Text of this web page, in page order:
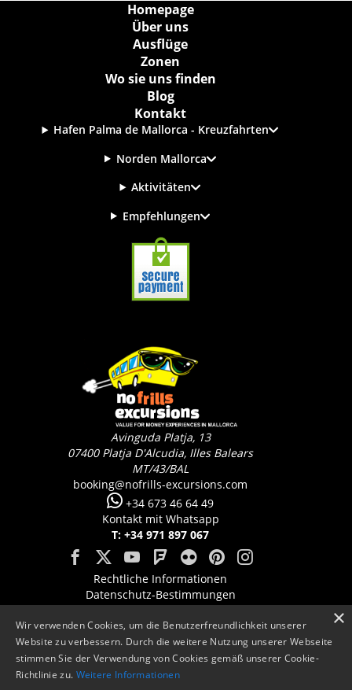
Homepage
Über uns
Ausflüge
Zonen
Wo sie uns finden
Blog
Kontakt
Hafen Palma de Mallorca - Kreuzfahrten
Norden Mallorca
Aktivitäten
Empfehlungen
Avinguda Platja, 13
07400 Platja D'Alcudia, Illes Balears
MT/43/BAL
booking@nofrills-excursions.com
+34 673 46 64 49
Kontakt mit Whatsapp
T: +34 971 897 067
Rechtliche Informationen
Datenschutz-Bestimmungen
×
Wir verwenden Cookies, um die Benutzerfreundlichkeit unserer
Website zu verbessern. Durch die weitere Nutzung unserer Webseite
stimmen Sie der Verwendung von Cookies gemäß unserer Cookie-
Richtlinie zu. Weitere Informationen